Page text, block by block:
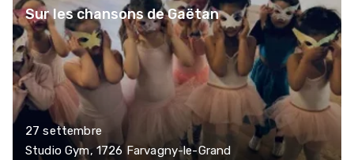
Sur les chansons de Gaëtan
27 settembre
Studio Gym, 1726 Farvagny-le-Grand